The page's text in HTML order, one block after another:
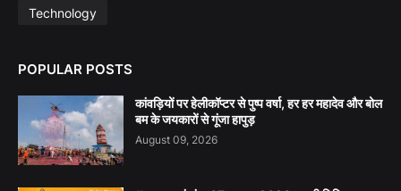
Technology
POPULAR POSTS
कांवड़ियों पर हेलीकॉप्टर से पुष्प वर्षा, हर हर महादेव और बोल
बम के जयकारों से गूंजा हापुड़
August 09, 2026